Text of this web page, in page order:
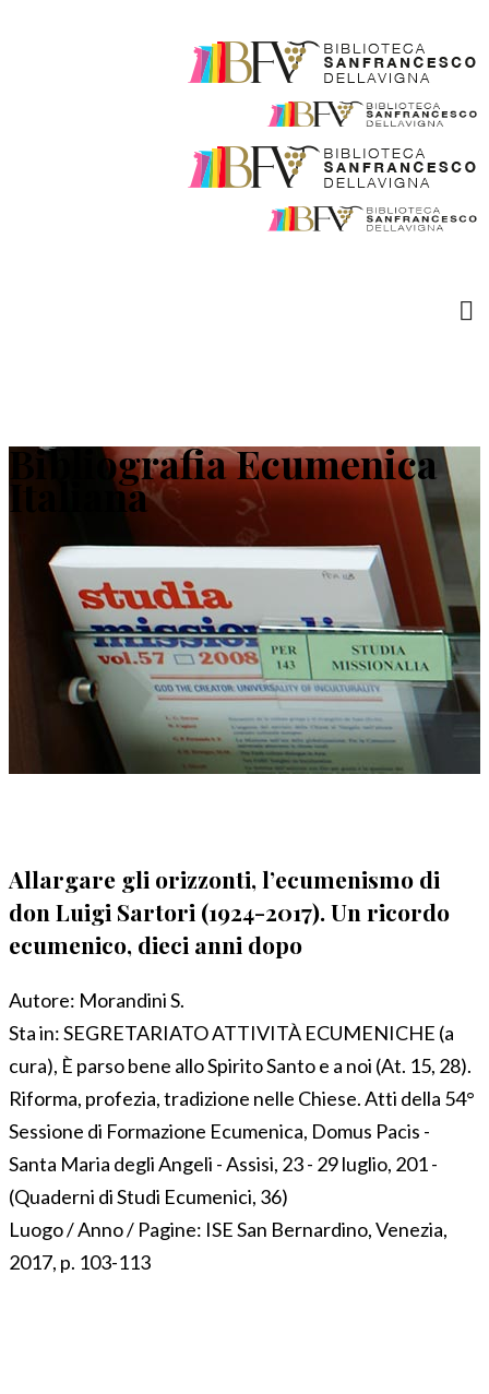
Bibliografia Ecumenica
Italiana
Allargare gli orizzonti, l’ecumenismo di
don Luigi Sartori (1924-2017). Un ricordo
ecumenico, dieci anni dopo
Autore: Morandini S.
Sta in:SEGRETARIATO ATTIVITÀ ECUMENICHE (a
cura), È parso bene allo Spirito Santo e a noi (At. 15, 28).
Riforma, profezia, tradizione nelle Chiese. Atti della 54°
Sessione di Formazione Ecumenica, Domus Pacis -
Santa Maria degli Angeli - Assisi, 23 - 29 luglio, 201 -
(Quaderni di Studi Ecumenici, 36)
Luogo / Anno / Pagine: ISE San Bernardino, Venezia,
2017, p. 103-113